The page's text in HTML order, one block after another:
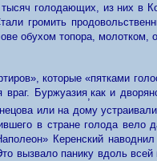
тысяч голодающих, из них в
громить
обухом топора,
которые «пятками
Буржуазия,как и
или на дому
в стране голода вело
Керенский
вызвало панику вдоль